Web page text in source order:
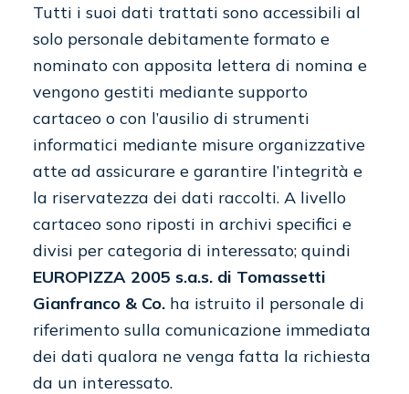
Tutti i suoi dati trattati sono accessibili al
solo personale debitamente formato e
nominato con apposita lettera di nomina e
vengono gestiti mediante supporto
cartaceo o con l’ausilio di strumenti
informatici mediante misure organizzative
atte ad assicurare e garantire l’integrità e
la riservatezza dei dati raccolti. A livello
cartaceo sono riposti in archivi specifici e
divisi per categoria di interessato; quindi
EUROPIZZA 2005 s.a.s. di Tomassetti
Gianfranco & Co.ha istruito il personale di
riferimento sulla comunicazione immediata
dei dati qualora ne venga fatta la richiesta
da un interessato.